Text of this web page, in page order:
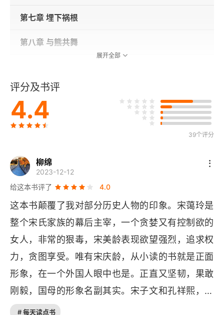
第七章 埋下祸根
第八章 与熊共舞
第十章 青帮阴谋
第十一章 同流合污
第十三章 财政乱局
第十四章 黑帮大佬
第十六章 “家族事务”
第十七章 示爱美国
第十八章 内内内内
第十九章 一切成灰
展开全部
评分及书评
4.4
39个评分
柳绵
2023-12-12
给这本书评了
4.0
这本书颠覆了我对部分历史人物的印象。宋蔼玲是
整个宋氏家族的幕后主宰，一个贪婪又有控制欲的
女人，非常的狠毒，宋美龄表现欲望强烈，追求权
力，贪图享受。唯有宋庆龄，从小读的书就是正面
形象，在一个外国人眼中也是。正直又坚韧，果敢
刚毅，国母的形象名副其实。宋子文和孔祥熙，在
中国近代史的金融中扮演了如此不堪的角色，在这
# 每天读点书